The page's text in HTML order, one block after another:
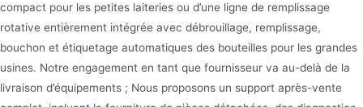
compact pour les petites laiteries ou d’une ligne de remplissage
rotative entièrement intégrée avec débrouillage, remplissage,
bouchon et étiquetage automatiques des bouteilles pour les grandes
usines. Notre engagement en tant que fournisseur va au-delà de la
livraison d’équipements ; Nous proposons un support après-vente